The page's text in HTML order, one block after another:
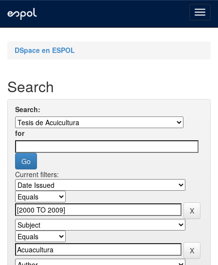
navigationDSpace en ESPOL
Search
Search:
for
Current filters: